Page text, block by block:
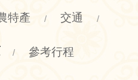
特產 / 交通 /
/ 參考行程